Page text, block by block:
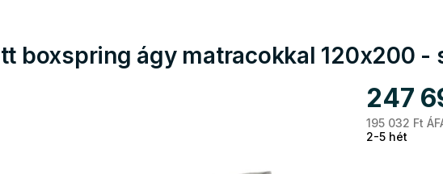
boxspring ágy matracokkal 120x200 -
247
195 032 Ft
2-5 hét